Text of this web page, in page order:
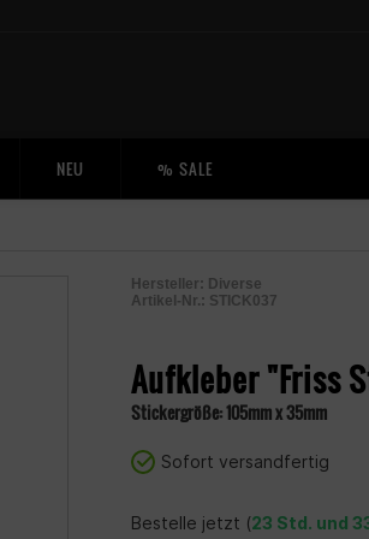
NEU % SALE
Hersteller: Diverse
Artikel-Nr.: STICK037
Aufkleber "Friss
Stickergröße: 105mm x 35mm
Sofort versandfertig
Bestelle jetzt (23 Std. und